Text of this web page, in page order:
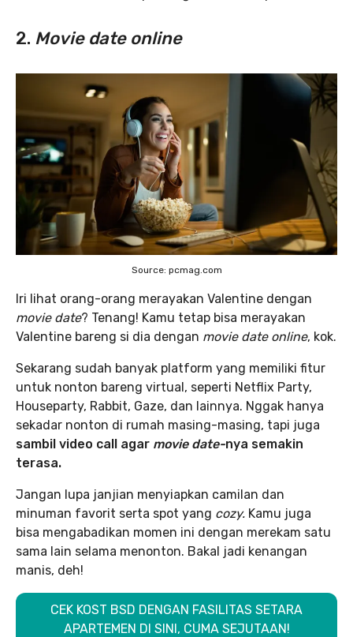
2. Movie date online
Source: pcmag.com
Iri lihat orang-orang merayakan Valentine dengan
movie date? Tenang! Kamu tetap bisa merayakan
Valentine bareng si dia dengan movie date online, kok.
Sekarang sudah banyak platform yang memiliki fitur
untuk nonton bareng virtual, seperti Netflix Party,
Houseparty, Rabbit, Gaze, dan lainnya. Nggak hanya
sekadar nonton di rumah masing-masing, tapi juga
sambil video call agar movie date-nya semakin
terasa.
Jangan lupa janjian menyiapkan camilan dan
minuman favorit serta spot yang cozy. Kamu juga
bisa mengabadikan momen ini dengan merekam satu
sama lain selama menonton. Bakal jadi kenangan
manis, deh!
CEK KOST BSD DENGAN FASILITAS SETARA
APARTEMEN DI SINI, CUMA SEJUTAAN!